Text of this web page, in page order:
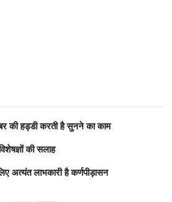
की हड्डी करती है सुनने का काम
की सलाह
लाभकारी है कर्णपीड़ासन